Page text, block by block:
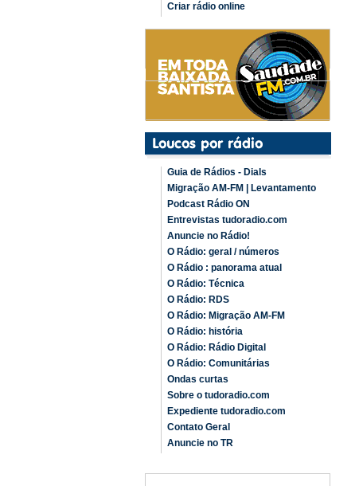
Criar rádio online
Guia de Rádios - Dials
Migração AM-FM | Levantamento
Podcast Rádio ON
Entrevistas tudoradio.com
Anuncie no Rádio!
O Rádio: geral / números
O Rádio : panorama atual
O Rádio: Técnica
O Rádio: RDS
O Rádio: Migração AM-FM
O Rádio: história
O Rádio: Rádio Digital
O Rádio: Comunitárias
Ondas curtas
Sobre o tudoradio.com
Expediente tudoradio.com
Contato Geral
Anuncie no TR